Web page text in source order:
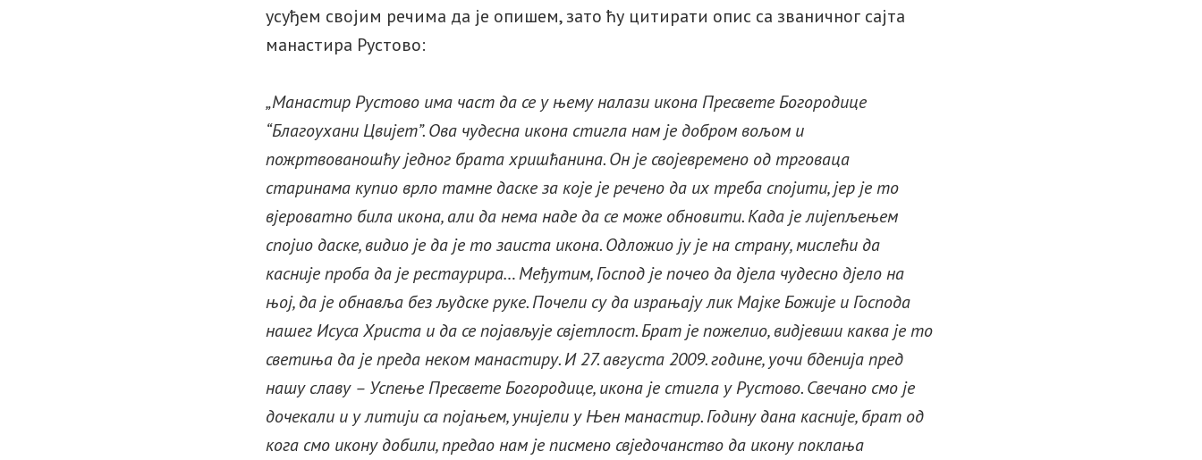
усуђем својим речима да је опишем, зато ћу цитирати опис са званичног сајта
манастира Рустово:
„Манастир Рустово има част да се у њему налази икона Пресвете Богородице
“Благоухани Цвијет”. Ова чудесна икона стигла нам је добром вољом и
пожртвованошћу једног брата хришћанина. Он је својевремено од трговаца
старинама купио врло тамне даске за које је речено да их треба спојити, јер је то
вјероватно била икона, али да нема наде да се може обновити. Када је лијепљењем
спојио даске, видио је да је то заиста икона. Одложио ју је на страну, мислећи да
касније проба да је рестаурира… Међутим, Господ је почео да дјела чудесно дјело на
њој, да је обнавља без људске руке. Почели су да израњају лик Мајке Божије и Господа
нашег Исуса Христа и да се појављује свјетлост. Брат је пожелио, видјевши каква је то
светиња да је преда неком манастиру. И 27. августа 2009. године, уочи бденија пред
нашу славу – Успење Пресвете Богородице, икона је стигла у Рустово. Свечано смо је
дочекали и у литији са појањем, унијели у Њен манастир. Годину дана касније, брат од
кога смо икону добили, предао нам је писмено свједочанство да икону поклања